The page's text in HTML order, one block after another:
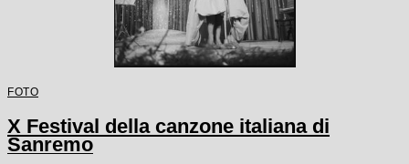
FOTO
X Festival della canzone italiana di
Sanremo